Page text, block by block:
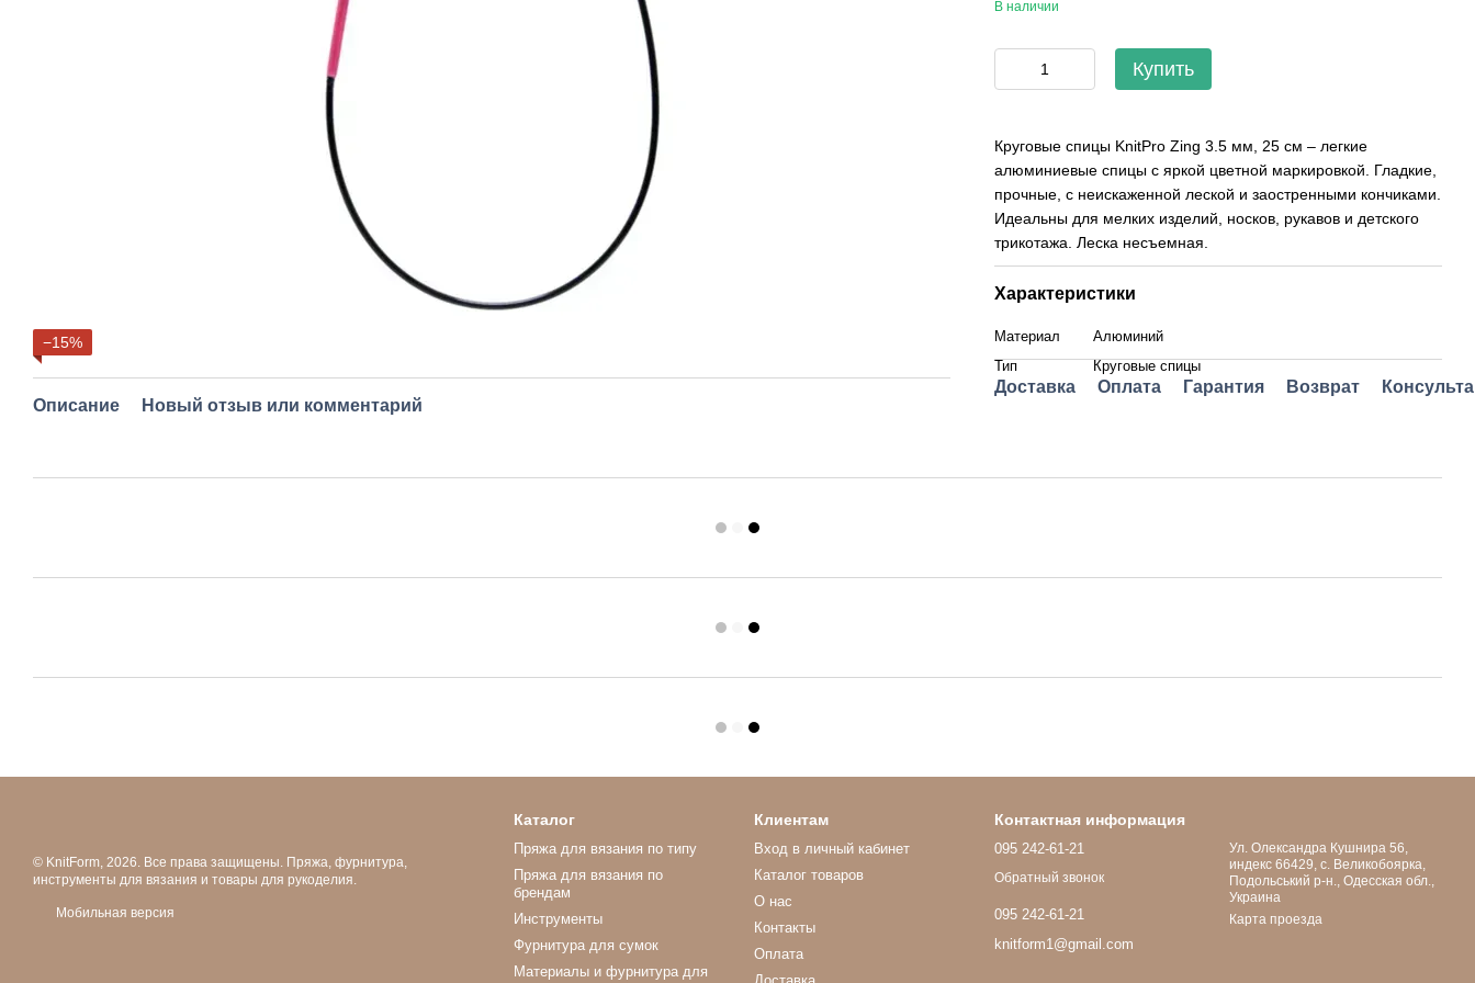
−15%
Описание Новый отзыв или комментарий
В наличии
Купить
Круговые спицы KnitPro Zing 3.5 мм, 25 см – легкие
алюминиевые спицы с яркой цветной маркировкой. Гладкие,
прочные, с неискаженной леской и заостренными кончиками.
Идеальны для мелких изделий, носков, рукавов и детского
трикотажа. Леска несъемная.
Характеристики
Материал
Алюминий
Тип
Круговые спицы
Доставка Оплата Гарантия Возврат
© KnitForm, 2026. Все права защищены. Пряжа, фурнитура,
инструменты для вязания и товары для рукоделия.
Мобильная версия
Каталог
Пряжа для вязания по типу
Пряжа для вязания по
брендам
Инструменты
Фурнитура для сумок
Материалы и фурнитура для
Клиентам
Вход в личный кабинет
Каталог товаров
О нас
Контакты
Оплата
Контактная информация
095 242-61-21
Обратный звонок
095 242-61-21
knitform1@gmail.com
Ул. Олександра Кушнира 56,
индекс 66429, с. Великобоярка,
Подольський р-н., Одесская обл.,
Украина
Карта проезда